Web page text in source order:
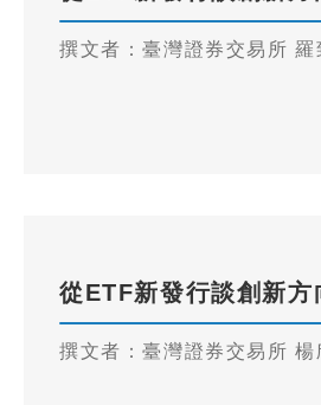
撰文者：臺灣證券交易所 羅
從ETF新發行談創新方
撰文者：臺灣證券交易所 楊